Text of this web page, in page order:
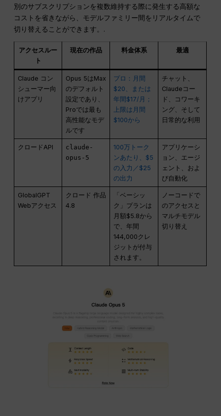
別のサブスクリプションを複数維持する際に発生する高額な
コストを省きながら、モデルファミリー間をリアルタイムで
切り替えることができます。.
アクセスルー
ト
現在の作品 料金体系 最適
Claude コン
シューマー向
けアプリ
Opus 5はMax
のデフォルト
設定であり、
Proでは最も
高性能なモデ
ルです
プロ：月間
$20、または
年間$17/月；
上限は月間
$100から
チャット、
Claudeコー
ド、コワーキ
ング、そして
日常的な利用
クロードAPI
claude-
opus-5
100万トーク
ンあたり、$5
の入力／$25
の出力
アプリケーシ
ョン、エージ
ェント、およ
び自動化
GlobalGPT
Webアクセス
クロード 作品
4.8
「ベーシッ
ク」プランは
月額$5.8から
で、年間
144,000クレ
ジットが付与
されます。
ノーコードで
のアクセスと
マルチモデル
切り替え